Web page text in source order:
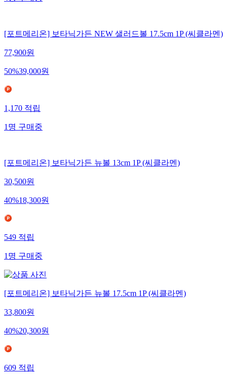
[포트메리온] 보타닉가든 NEW 샐러드볼 17.5cm 1P (씨클라멘)
77,900원
50%39,000원
1,170 적립
1 명 구매중
[포트메리온] 보타닉가든 뉴볼 13cm 1P (씨클라멘)
30,500원
40%18,300원
549 적립
1 명 구매중
[포트메리온] 보타닉가든 뉴볼 17.5cm 1P (씨클라멘)
33,800원
40%20,300원
609 적립